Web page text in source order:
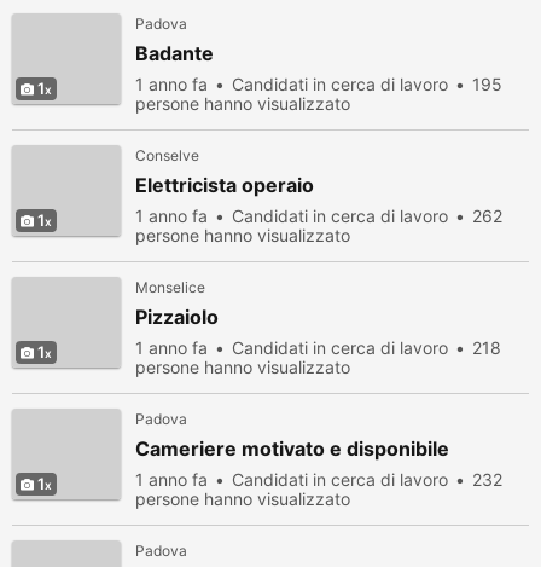
1
Padova
Badante
1 anno fa Candidati in cerca di lavoro
195
persone hanno visualizzato
1
Conselve
Elettricista operaio
1 anno fa Candidati in cerca di lavoro
262
persone hanno visualizzato
1
Monselice
Pizzaiolo
1 anno fa Candidati in cerca di lavoro
218
persone hanno visualizzato
1
Padova
Cameriere motivato e disponibile
1 anno fa Candidati in cerca di lavoro
232
persone hanno visualizzato
Padova